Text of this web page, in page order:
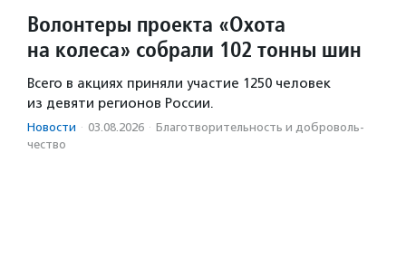
Волонтеры проекта «Охота
на колеса» собрали 102 тонны шин
Всего в акциях приняли участие 1250 человек
из девяти регионов России.
Новости · 03.08.2026 · Благотвори­тель­ность и доброволь­
чест­во